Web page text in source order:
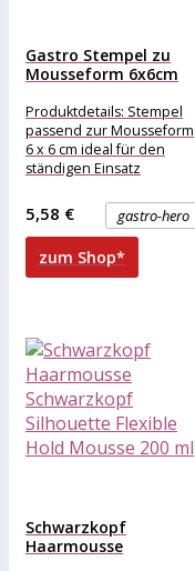
Gastro Stempel zu
Mousseform 6x6cm
Produktdetails: Stempel
passend zur Mousseform
6 x 6 cm ideal für den
ständigen Einsatz
geschweißt
Produktdetails: Gewicht:
gastro-hero
5,58 €
zum Shop*
Schwarzkopf
Haarmousse